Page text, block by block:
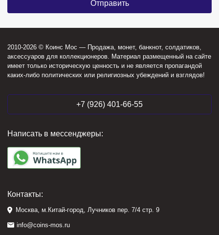
2010-2026 © Коинс Мос — Продажа, монет, банкнот, солдатиков,
аксессуаров для коллекционеров. Материал размещенный на сайте
имеет только историческую ценность и не является пропагандой
каких-либо политических или религиозных убеждений и взглядов!
+7 (926) 401-66-55
Написать в мессенджеры:
Контакты:
Москва, м.Китай-город, Лучников пер. 7/4 стр. 9
info@coins-mos.ru